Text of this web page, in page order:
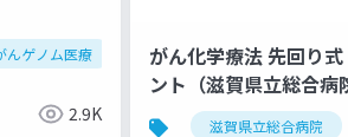
んゲノム医療 がん遺伝子パネル検査
2.9K
がん化学療法 先回り
ント（滋賀県立総合病
ー）20180524
滋賀県立総合病院